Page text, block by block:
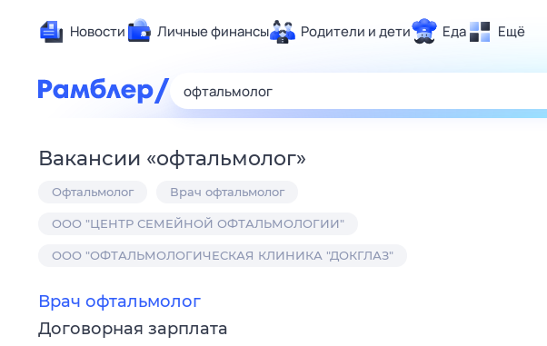
Новости Личные финансы Родители и дети Еда Ещё
Развлечения и отдых
Авто
Технологии и тренды
Вакансии «офтальмолог»
Офтальмолог Врач офтальмолог
ООО "ЦЕНТР СЕМЕЙНОЙ ОФТАЛЬМОЛОГИИ"
ООО "ОФТАЛЬМОЛОГИЧЕСКАЯ КЛИНИКА "ДОКГЛАЗ"
Врач офтальмолог
Договорная зарплата